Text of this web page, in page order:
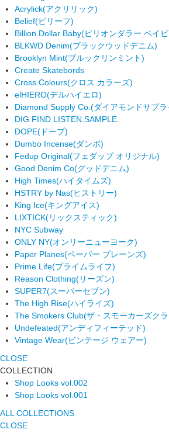
Acrylick(アクリリック)
Belief(ビリーフ)
Billion Dollar Baby(ビリオンダラー ベイ
BLKWD Denim(ブラックウッドデニム)
Brooklyn Mint(ブルックリンミント)
Create Skatebords
Cross Colours(クロス カラーズ)
elHIERO(デルハイエロ)
Diamond Supply Co. (ダイアモンドサプラ
DIG.FIND.LISTEN.SAMPLE.
DOPE(ドープ)
Dumbo Incense(ダンボ)
Fedup Original(フェダップ オリジナル)
Good Denim Co(グッドデニム)
High Times(ハイタイムズ)
HSTRY by Nas(ヒストリー)
King Ice(キングアイス)
LIXTICK(リックスティック)
NYC Subway
ONLY NY(オンリーニューヨーク)
Paper Planes(ペーパー プレーンズ)
Prime Life(プライムライフ)
Reason Clothing(リーズン)
SUPER7(スーパーセブン)
The High Rise(ハイライズ)
The Smokers Club(ザ・スモーカーズク
Undefeated(アンディフィーテッド)
Vintage Wear(ビンテージ ウェアー)
CLOSE
COLLECTION
Shop Looks vol.002
Shop Looks vol.001
ALL COLLECTIONS
CLOSE